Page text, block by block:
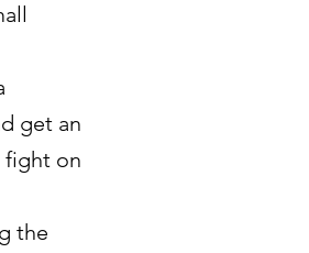
get an
fight on
the